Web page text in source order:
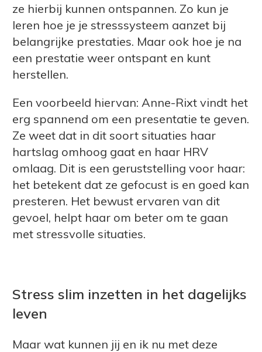
ze hierbij kunnen ontspannen. Zo kun je
leren hoe je je stresssysteem aanzet bij
belangrijke prestaties. Maar ook hoe je na
een prestatie weer ontspant en kunt
herstellen.
Een voorbeeld hiervan: Anne-Rixt vindt het
erg spannend om een presentatie te geven.
Ze weet dat in dit soort situaties haar
hartslag omhoog gaat en haar HRV
omlaag. Dit is een geruststelling voor haar:
het betekent dat ze gefocust is en goed kan
presteren. Het bewust ervaren van dit
gevoel, helpt haar om beter om te gaan
met stressvolle situaties.
Stress slim inzetten in het dagelijks
leven
Maar wat kunnen jij en ik nu met deze